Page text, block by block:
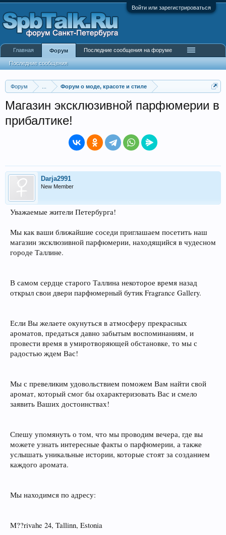
Войти или зарегистрироваться
Форум Форум о моде, красоте и стиле
Магазин эксклюзивной парфюмерии в
прибалтике!
Darja2991
New Member
Уважаемые жители Петербурга!
Мы как ваши ближайшие соседи приглашаем посетить наш
магазин эксклюзивной парфюмерии, находящийся в чудесном
городе Таллине.
В самом сердце старого Таллина некоторое время назад
открыл свои двери парфюмерный бутик Fragrance Gallery.
Если Вы желаете окунуться в атмосферу прекрасных
ароматов, предаться давно забытым воспоминаниям, и
провести время в умиротворяющей обстановке, то мы с
радостью ждем Вас!
Мы с превеликим удовольствием поможем Вам найти свой
аромат, который смог бы охарактеризовать Вас и смело
заявить Ваших достоинствах!
Спешу упомянуть о том, что мы проводим вечера, где вы
можете узнать интересные факты о парфюмерии, а также
услышать уникальные истории, которые стоят за созданием
каждого аромата.
Мы находимся по адресу:
M??rivahe 24, Tallinn, Estonia
Главная Форум
Последние сообщения
Последние сообщения на форуме